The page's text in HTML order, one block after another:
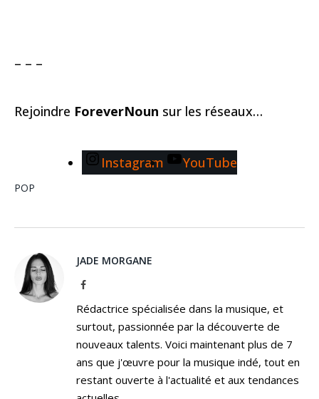
– – –
Rejoindre ForeverNoun sur les réseaux…
Instagram YouTube
POP
JADE MORGANE
Facebook
Rédactrice spécialisée dans la musique, et
surtout, passionnée par la découverte de
nouveaux talents. Voici maintenant plus de 7
ans que j'œuvre pour la musique indé, tout en
restant ouverte à l'actualité et aux tendances